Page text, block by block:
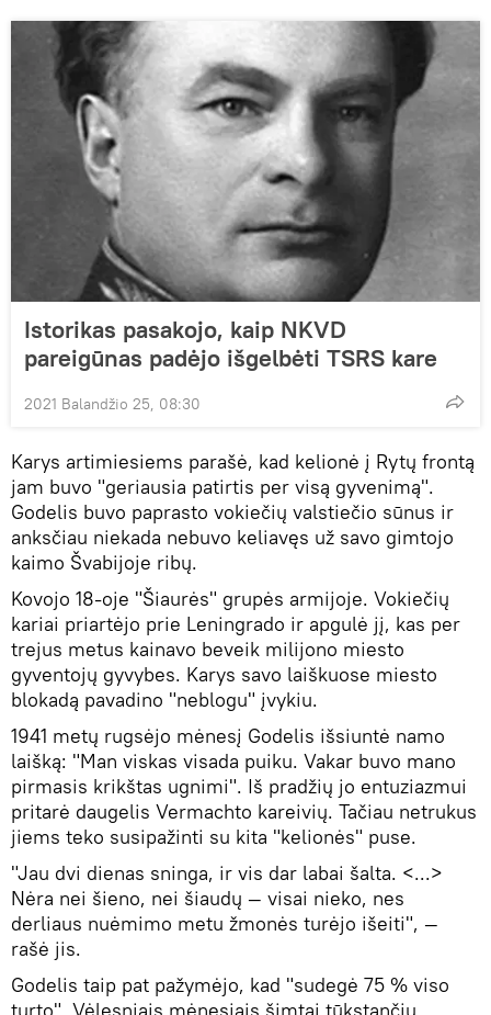
Istorikas pasakojo, kaip NKVD
pareigūnas padėjo išgelbėti TSRS kare
2021 Balandžio 25, 08:30
Karys artimiesiems parašė, kad kelionė į Rytų frontą
jam buvo "geriausia patirtis per visą gyvenimą".
Godelis buvo paprasto vokiečių valstiečio sūnus ir
anksčiau niekada nebuvo keliavęs už savo gimtojo
kaimo Švabijoje ribų.
Kovojo 18-oje "Šiaurės" grupės armijoje. Vokiečių
kariai priartėjo prie Leningrado ir apgulė jį, kas per
trejus metus kainavo beveik milijono miesto
gyventojų gyvybes. Karys savo laiškuose miesto
blokadą pavadino "neblogu" įvykiu.
1941 metų rugsėjo mėnesį Godelis išsiuntė namo
laišką: "Man viskas visada puiku. Vakar buvo mano
pirmasis krikštas ugnimi". Iš pradžių jo entuziazmui
pritarė daugelis Vermachto kareivių. Tačiau netrukus
jiems teko susipažinti su kita "kelionės" puse.
"Jau dvi dienas sninga, ir vis dar labai šalta. <...>
Nėra nei šieno, nei šiaudų — visai nieko, nes
derliaus nuėmimo metu žmonės turėjo išeiti", —
rašė jis.
Godelis taip pat pažymėjo, kad "sudegė 75 % viso
turto". Vėlesniais mėnesiais šimtai tūkstančių